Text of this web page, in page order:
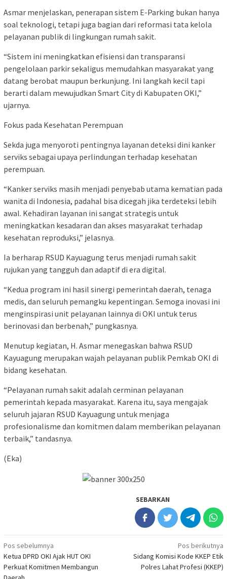
Asmar menjelaskan, penerapan sistem E-Parking bukan hanya
soal teknologi, tetapi juga bagian dari reformasi tata kelola
pelayanan publik di lingkungan rumah sakit.
“Sistem ini meningkatkan efisiensi dan transparansi
pengelolaan parkir sekaligus memudahkan masyarakat yang
datang berobat maupun berkunjung. Ini langkah kecil tapi
berarti dalam mewujudkan Smart City di Kabupaten OKI,”
ujarnya.
Fokus pada Kesehatan Perempuan
Sekda juga menyoroti pentingnya layanan deteksi dini kanker
serviks sebagai upaya perlindungan terhadap kesehatan
perempuan.
“Kanker serviks masih menjadi penyebab utama kematian pada
wanita di Indonesia, padahal bisa dicegah jika terdeteksi lebih
awal. Kehadiran layanan ini sangat strategis untuk
meningkatkan kesadaran dan akses masyarakat terhadap
kesehatan reproduksi,” jelasnya.
Ia berharap RSUD Kayuagung terus menjadi rumah sakit
rujukan yang tangguh dan adaptif di era digital.
“Kedua program ini hasil sinergi pemerintah daerah, tenaga
medis, dan seluruh pemangku kepentingan. Semoga inovasi ini
menginspirasi unit pelayanan lainnya di OKI untuk terus
berinovasi dan berbenah,” pungkasnya.
Menutup kegiatan, H. Asmar menegaskan bahwa RSUD
Kayuagung merupakan wajah pelayanan publik Pemkab OKI di
bidang kesehatan.
“Pelayanan rumah sakit adalah cerminan pelayanan
pemerintah kepada masyarakat. Karena itu, saya mengajak
seluruh jajaran RSUD Kayuagung untuk menjaga
profesionalisme dan komitmen dalam memberikan pelayanan
terbaik,” tandasnya.
(Eka)
SEBARKAN
Navigasi
pos
Pos sebelumnya
Ketua DPRD OKI Ajak HUT OKI
Perkuat Komitmen Membangun
Pos berikutnya
Sidang Komisi Kode KKEP Etik
Polres Lahat Profesi (KKEP)